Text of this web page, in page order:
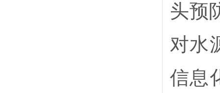
头预
对水
信息